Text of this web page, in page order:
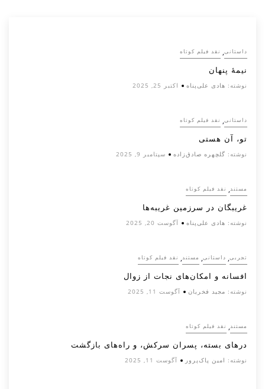
داستانی, نقد فیلم کوتاه
نیمۀ پنهان
نوشته: هادی علی‌پناه اکتبر 25, 2025
داستانی, نقد فیلم کوتاه
تو، آن هستی
نوشته: گلچهره صادق‌زاده سپتامبر 9, 2025
مستند, نقد فیلم کوتاه
غریبگان در سرزمین غریبه‌ها
نوشته: هادی علی‌پناه آگوست 20, 2025
تجربی, داستانی, مستند, نقد فیلم کوتاه
افسانه‌ و امکان‌های نجات از زوال
نوشته: مجید فخریان آگوست 11, 2025
مستند, نقد فیلم کوتاه
درهای بسته، پسران سرکش، و راه‌های بازگشت
نوشته: امین پاک‌پرور آگوست 11, 2025